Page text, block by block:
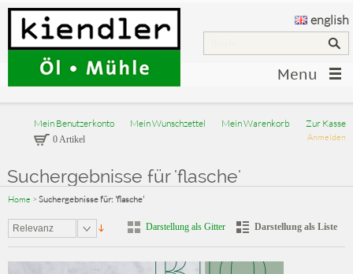
english
Menu
Mein Benutzerkonto Mein Wunschzettel Mein Warenkorb Zur Kasse
Anmelden
0 Artikel
Suchergebnisse für 'flasche'
Home > Suchergebnisse für: 'flasche'
Relevanz Darstellung als Gitter Darstellung als Liste